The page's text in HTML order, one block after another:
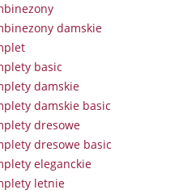
damskie
basic
damskie
damskie basic
dresowe
dresowe basic
eleganckie
letnie